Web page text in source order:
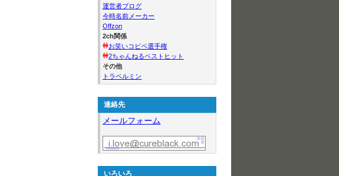
運営者ブログ
今時名前メーカー
Offzon
2ch関係
お笑いコピペ選手権
2ちゃんねるベストヒット
その他
トラベルミン
連絡先
メールフォーム
いろいろ